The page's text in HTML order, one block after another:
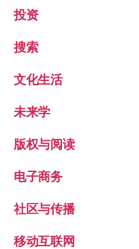
投资
搜索
文化生活
未来学
版权与阅读
电子商务
社区与传播
移动互联网